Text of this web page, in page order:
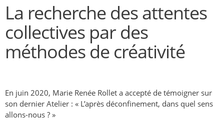
La recherche des attentes
collectives par des
méthodes de créativité
En juin 2020, Marie Renée Rollet a accepté de témoigner sur
son dernier Atelier : « L’après déconfinement, dans quel sens
allons-nous ? »